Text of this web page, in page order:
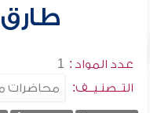
عدد المواد : 1
التــصنـيــف: